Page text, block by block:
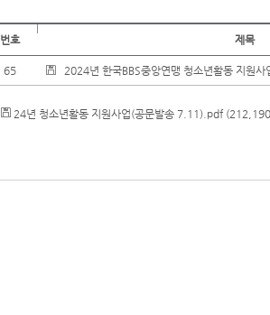
번호 제목
65 2024년 한국BBS중앙연맹 청소년활동 지원사
24년 청소년활동 지원사업(공문발송 7.11).pdf